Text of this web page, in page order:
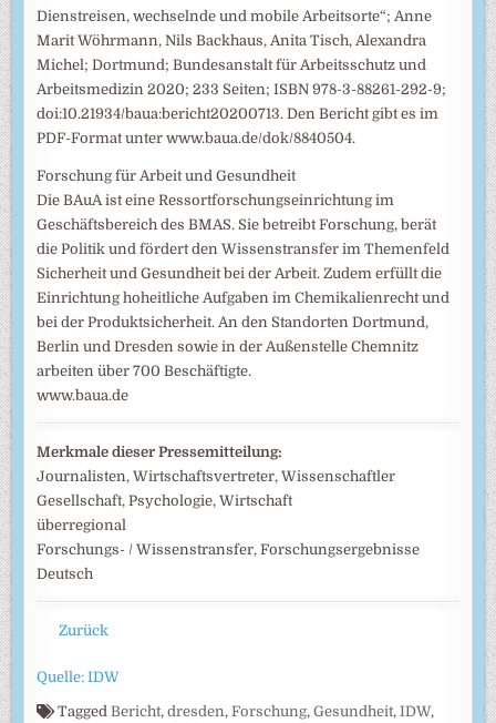
Dienstreisen, wechselnde und mobile Arbeitsorte“; Anne
Marit Wöhrmann, Nils Backhaus, Anita Tisch, Alexandra
Michel; Dortmund; Bundesanstalt für Arbeitsschutz und
Arbeitsmedizin 2020; 233 Seiten; ISBN 978-3-88261-292-9;
doi:10.21934/baua:bericht20200713. Den Bericht gibt es im
PDF-Format unter www.baua.de/dok/8840504.
Forschung für Arbeit und Gesundheit
Die BAuA ist eine Ressortforschungseinrichtung im
Geschäftsbereich des BMAS. Sie betreibt Forschung, berät
die Politik und fördert den Wissenstransfer im Themenfeld
Sicherheit und Gesundheit bei der Arbeit. Zudem erfüllt die
Einrichtung hoheitliche Aufgaben im Chemikalienrecht und
bei der Produktsicherheit. An den Standorten Dortmund,
Berlin und Dresden sowie in der Außenstelle Chemnitz
arbeiten über 700 Beschäftigte.
www.baua.de
Merkmale dieser Pressemitteilung:
Journalisten, Wirtschaftsvertreter, Wissenschaftler
Gesellschaft, Psychologie, Wirtschaft
überregional
Forschungs- / Wissenstransfer, Forschungsergebnisse
Deutsch
Zurück
Quelle: IDW
Tagged Bericht,dresden,Forschung,Gesundheit,IDW,